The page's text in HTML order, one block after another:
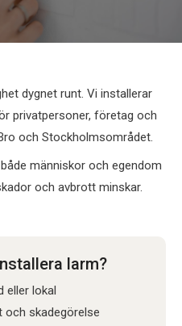
dygnet runt. Vi installerar
privatpersoner, företag och
och Stockholmsområdet.
människor och egendom
och avbrott minskar.
larm?
eller lokal
skadegörelse